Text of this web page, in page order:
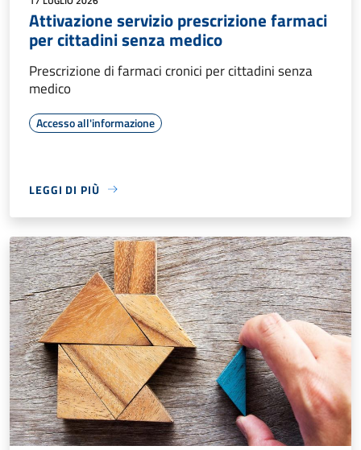
Attivazione servizio prescrizione farmaci
per cittadini senza medico
Prescrizione di farmaci cronici per cittadini senza
medico
Accesso all'informazione
LEGGI DI PIÙ